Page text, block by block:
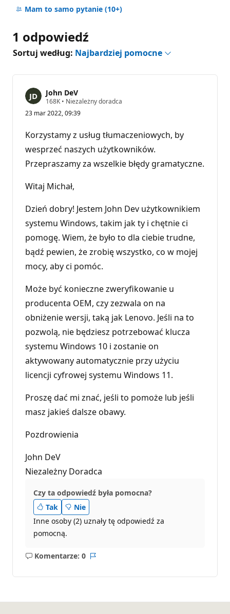
komentarzy
Mam to samo pytanie (10+)
1 odpowiedź
Sortuj według: Najbardziej pomocne
John DeV
168K P
n
t
y
r
e
p
a
i
• Niezależny doradca
23 mar 2022, 09:39
Korzystamy z usług tłumaczeniowych, by
wesprzeć naszych użytkowników.
Przepraszamy za wszelkie błędy gramatyczne.
Witaj Michał,
Dzień dobry! Jestem John Dev użytkownikiem
systemu Windows, takim jak ty i chętnie ci
pomogę. Wiem, że było to dla ciebie trudne,
bądź pewien, że zrobię wszystko, co w mojej
mocy, aby ci pomóc.
Może być konieczne zweryfikowanie u
producenta OEM, czy zezwala on na
obniżenie wersji, taką jak Lenovo. Jeśli na to
pozwolą, nie będziesz potrzebować klucza
systemu Windows 10 i zostanie on
aktywowany automatycznie przy użyciu
licencji cyfrowej systemu Windows 11.
Proszę dać mi znać, jeśli to pomoże lub jeśli
masz jakieś dalsze obawy.
Pozdrowienia
John DeV
Niezależny Doradca
Czy ta odpowiedź była pomocna?
Tak
Nie
Inne osoby (2) uznały tę odpowiedź za
pomocną.
Komentarze: 0
Brak